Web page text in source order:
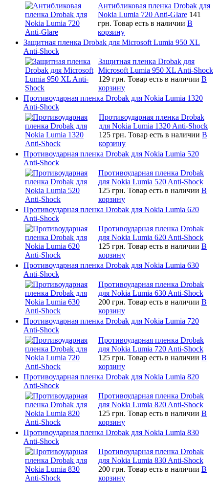
Антибликовая пленка Drobak для
Nokia Lumia 720 Anti-Glare 141
грн. Товар есть в наличии В
корзину
Защитная пленка Drobak для Microsoft Lumia 950 XL
Anti-Shock
Защитная пленка Drobak для
Microsoft Lumia 950 XL Anti-Shock
129 грн. Товар есть в наличии В
корзину
Противоударная пленка Drobak для Nokia Lumia 1320
Anti-Shock
Противоударная пленка Drobak
для Nokia Lumia 1320 Anti-Shock
125 грн. Товар есть в наличии В
корзину
Противоударная пленка Drobak для Nokia Lumia 520
Anti-Shock
Противоударная пленка Drobak
для Nokia Lumia 520 Anti-Shock
125 грн. Товар есть в наличии В
корзину
Противоударная пленка Drobak для Nokia Lumia 620
Anti-Shock
Противоударная пленка Drobak
для Nokia Lumia 620 Anti-Shock
125 грн. Товар есть в наличии В
корзину
Противоударная пленка Drobak для Nokia Lumia 630
Anti-Shock
Противоударная пленка Drobak
для Nokia Lumia 630 Anti-Shock
200 грн. Товар есть в наличии В
корзину
Противоударная пленка Drobak для Nokia Lumia 720
Anti-Shock
Противоударная пленка Drobak
для Nokia Lumia 720 Anti-Shock
125 грн. Товар есть в наличии В
корзину
Противоударная пленка Drobak для Nokia Lumia 820
Anti-Shock
Противоударная пленка Drobak
для Nokia Lumia 820 Anti-Shock
125 грн. Товар есть в наличии В
корзину
Противоударная пленка Drobak для Nokia Lumia 830
Anti-Shock
Противоударная пленка Drobak
для Nokia Lumia 830 Anti-Shock
200 грн. Товар есть в наличии В
корзину